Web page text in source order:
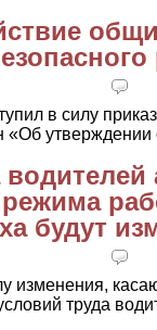
в силу
«Об утверждении
будут
изменения,
труда